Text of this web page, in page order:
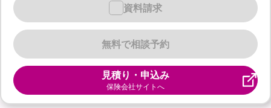
無料で相談予約
資料請求
見積り・申込み
保険会社サイトへ